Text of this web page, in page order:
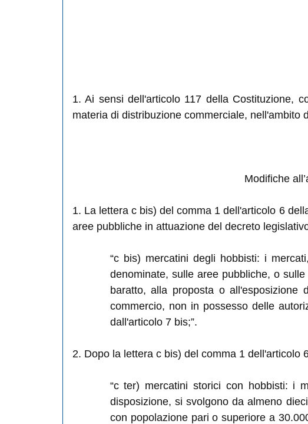
1. Ai sensi dell'articolo 117 della Costituzione,
materia di distribuzione commerciale,
Modifiche
1. La lettera c bis) del comma 1 dell'articolo 6
aree pubbliche in attuazione del decreto
“c bis) mercatini degli hobbisti: i
denominate, sulle aree pubbliche, o
baratto, alla proposta o all'esposizione
commercio, non in possesso delle
dall'articolo 7 bis;”.
2. Dopo la lettera c bis) del comma 1 dell'articolo
“c ter) mercatini storici con hobbisti: i
disposizione, si svolgono da almeno
con popolazione pari o superiore a